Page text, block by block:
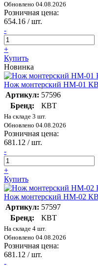
Обновлено 04.08.2026
Розничная цена:
654.16 / шт.
-
+
Купить
Новинка
Нож монтерский НМ-01
Артикул: 57596
Бренд:
КВТ
На складе 3 шт.
Обновлено 04.08.2026
Розничная цена:
681.12 / шт.
-
+
Купить
Нож монтерский НМ-02
Артикул: 57597
Бренд:
КВТ
На складе 4 шт.
Обновлено 04.08.2026
Розничная цена:
681.12 / шт.
-